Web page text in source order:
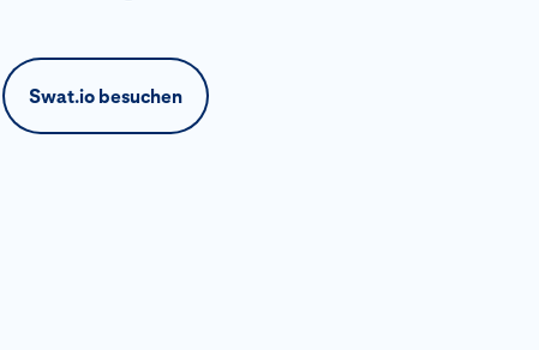
Swat.io besuchen